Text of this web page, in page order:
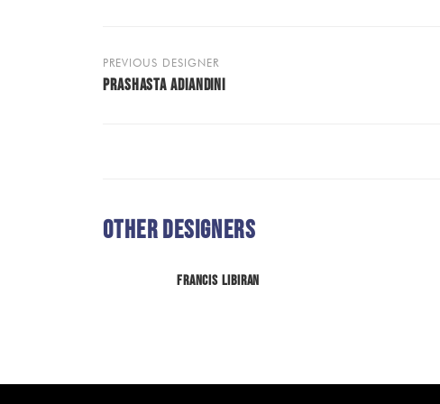
PREVIOUS DESIGNER
PRASHASTA ADIANDINI
Other Designers
Francis Libiran